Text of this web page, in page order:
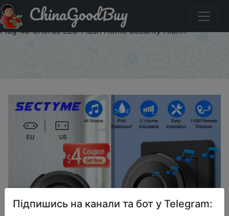
Купити на розпродажі Sectyme Intellige Wireless
Doorbell Outdoor Waterproof Smart Home Door Bell EU
Plug 48 Chords LED Flash Home Security Alarm
ChinaGoodBuy
Підпишись на канали та бот у Telegram: